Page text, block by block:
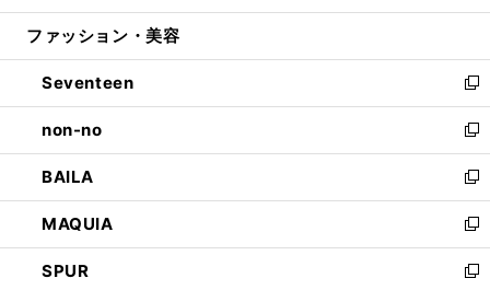
開
ウ
開
く
ン
ウ
で
開
く
ウ
ン
ド
ウ
で
開
く
ファッション・美容
Seventeen
新
し
い
ウ
ィ
ン
ド
ウ
で
non-no
新
し
い
ウ
ィ
ン
ド
BAILA
新
し
い
ウ
ィ
MAQUIA
新
し
い
SPUR
新